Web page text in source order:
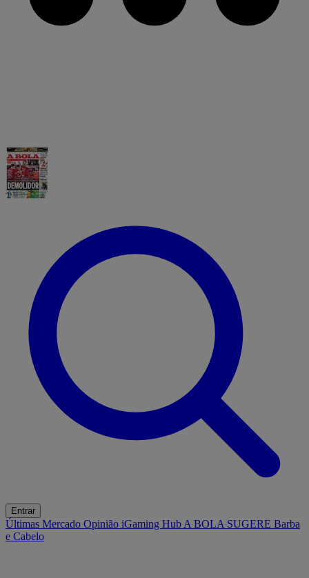
Entrar
Últimas Mercado Opinião iGaming Hub A BOLA SUGERE Barba
e Cabelo